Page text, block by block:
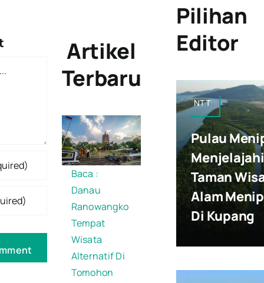
Artikel
Terbaru
Baca :
Danau
Ranowangko
Tempat
Wisata
Alternatif Di
Tomohon
Pilihan
Editor
NTT
Pulau
Menjelajahi
Taman
Alam
Di Kupang